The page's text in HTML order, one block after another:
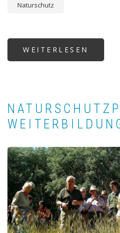
Naturschutz
WEITERLESEN
2000